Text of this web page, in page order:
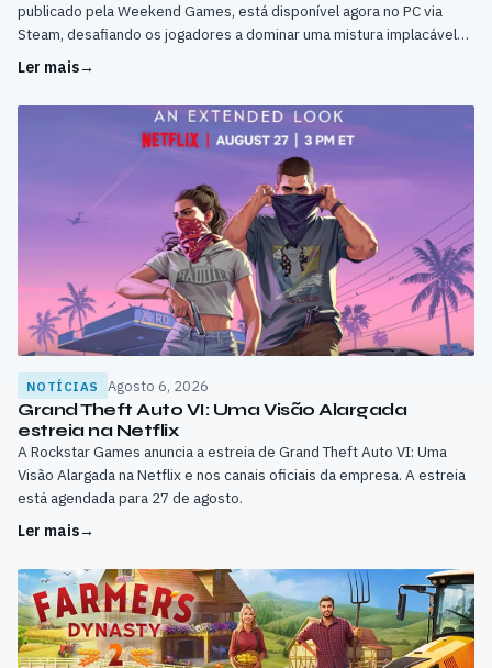
publicado pela Weekend Games, está disponível agora no PC via
Steam, desafiando os jogadores a dominar uma mistura implacável
de speedrunning e combate.
Ler mais→
NOTÍCIAS Agosto 6, 2026
Grand Theft Auto VI: Uma Visão Alargada
estreia na Netflix
A Rockstar Games anuncia a estreia de Grand Theft Auto VI: Uma
Visão Alargada na Netflix e nos canais oficiais da empresa. A estreia
está agendada para 27 de agosto.
Ler mais→